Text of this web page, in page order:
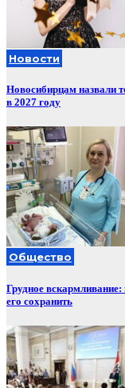
Новости
Новосибирцам назвали
в 2027 году
Общество
Грудное
его сохранить